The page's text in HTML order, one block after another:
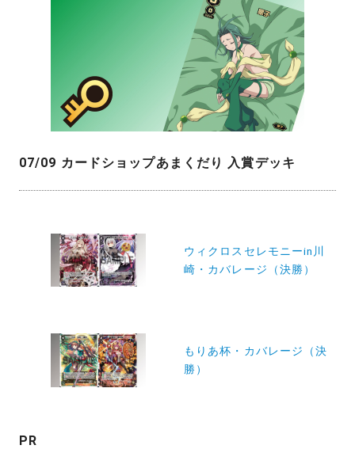
07/09 カードショップあまくだり 入賞デッキ
ン
ウィクロスセレモニーin川
崎・カバレージ（決勝）
もりあ杯・カバレージ（決
勝）
PR